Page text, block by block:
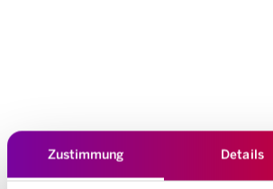
Zustimmung Details